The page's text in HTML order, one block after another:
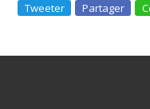
Tweeter Partager